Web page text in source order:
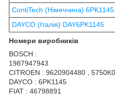
ContiTech (Німеччина) 6PK1145
DAYCO (Італія) DAY6PK1145
Номери виробників
BOSCH :
1987947943
CITROEN : 9620904480 ,
DAYCO : 6PK1145
FIAT : 46798891